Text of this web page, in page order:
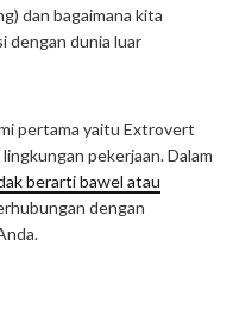
dan bagaimana kita
dengan dunia luar
pertama yaitu Extrovert
pekerjaan. Dalam
berarti bawel atau
dengan